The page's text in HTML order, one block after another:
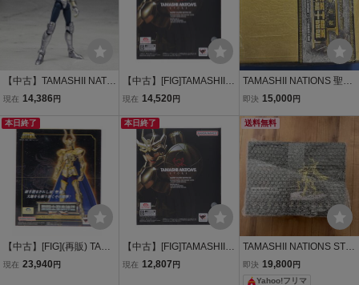
【中古】TAMASHII NATIO
NS 聖闘士聖衣神話 ヒド
現在 14,386 円
【中古】[FIG]TAMASHII N
ATIONS STORE限定 聖闘
龍(新生青銅聖衣) ～GOLD
EN LIMITED EDITION～
聖闘士星矢 完成品
現在 14,520 円
TAMASHII NATIONS 聖闘
士聖衣神話 黄金系譜 ペガ
即決 15,000 円
本日終了
【中古】[FIG](再販) TAMA
SHII NATIONS STORE限
現在 23,940 円
本日終了
【中古】[FIG]TAMASHII N
ATIONS STORE限定 聖闘
現在 12,807 円
送料無料
TAMASHII NATIONS STO
RE限定 聖闘士聖衣神話A
PPENDIX 黄金聖衣オブジ
即決 19,800 円
Yahoo!フリマ